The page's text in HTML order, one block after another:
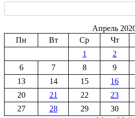
Апрель
Пн
Вт Ср Чт
1
2
6
7 8 9
13
14 15 16
20
21 22 23
27
28 29
30